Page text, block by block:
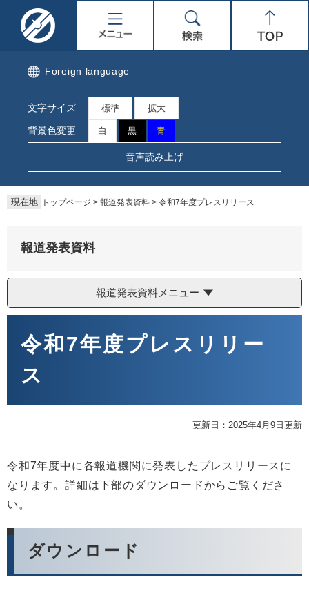
ー
ー
ジ
ニ
ュ
ー
索
Foreign language
文字サイズ 標準 拡大
背景色変更 白 黒 青
音声読み上げ
現在地 トップページ > 報道発表資料 > 令和7年度プレスリリース
報道発表資料
報道発表資料メニュー
令和7年度プレスリリー
ス
更新日：2025年4月9日更新
令和7年度中に各報道機関に発表したプレスリリースに
なります。詳細は下部のダウンロードからご覧くださ
い。
ダウンロード